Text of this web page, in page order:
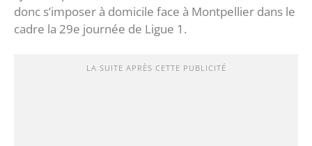
donc s’imposer à domicile face à Montpellier dans le
cadre la 29e journée de Ligue 1.
LA SUITE APRÈS CETTE PUBLICITÉ